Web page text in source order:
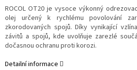
ROCOL OT20 je vysoce výkonný
olej určený k rychlému povolování
zkorodovaných spojů. Díky vynikající
závitů a spojů, kde uvolňuje zarezlé
dočasnou ochranu proti korozi.
Detailní informace